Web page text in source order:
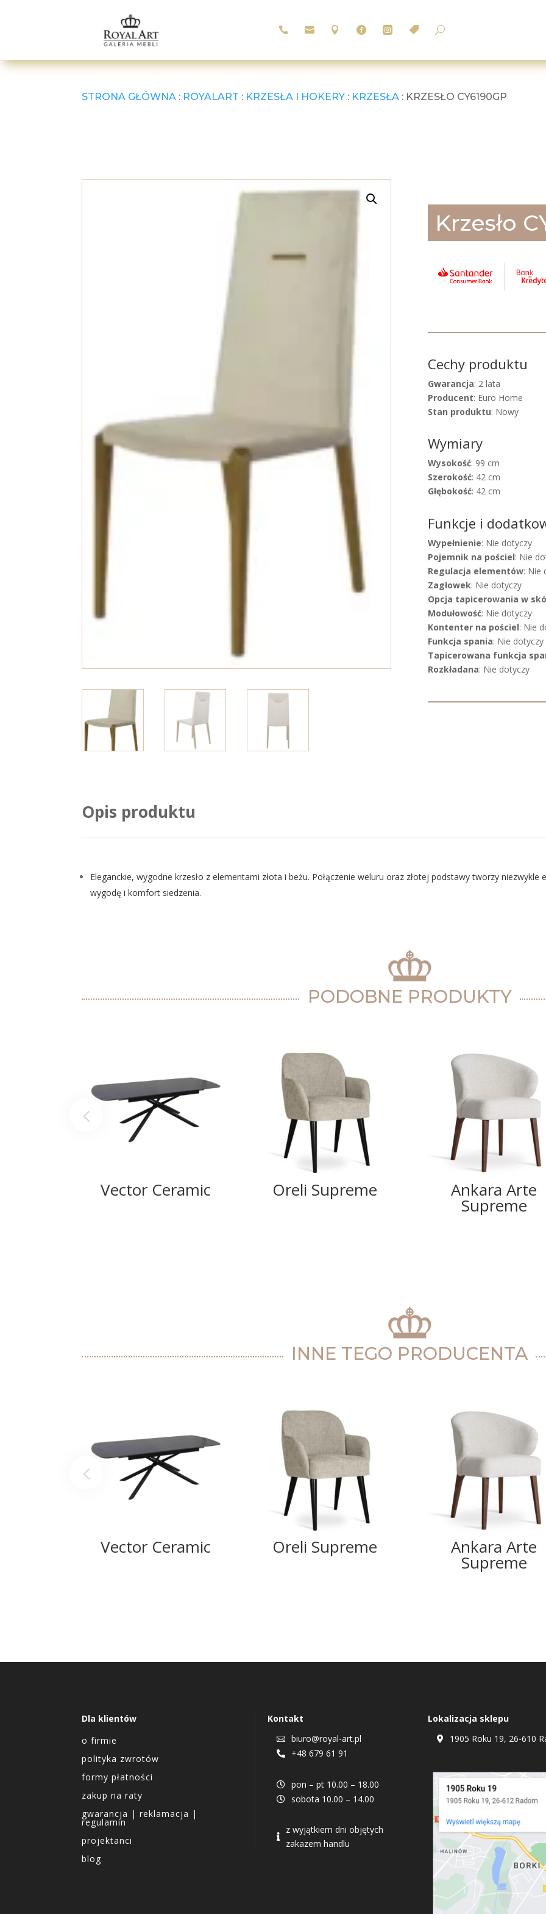
      U
STRONA GŁÓWNA : ROYALART : KRZESŁA I HOKERY : KRZESŁA : KRZESŁO CY6190GP
Krzesło
Cechy produktu
Gwarancja: 2 lata
Producent: Euro Home
Stan produktu: Nowy
Wymiary
Wysokość: 99 cm
Szerokość: 42 cm
Głębokość: 42 cm
Funkcje i
Wypełnienie: Nie dotyczy
Pojemnik na pościel: Nie
Regulacja elementów: Nie
Zagłowek: Nie dotyczy
Opcja tapicerowania w
Modułowość: Nie dotyczy
Kontenter na pościel: Nie
Funkcja spania: Nie dotyczy
Tapicerowana funkcja
Rozkładana: Nie dotyczy
Opis produktu
Eleganckie, wygodne krzesło z elementami złota i beżu. Połączenie weluru oraz złotej podstawy tworzy
wygodę i komfort siedzenia.
PODOBNE PRODUKTY
Vector Ceramic Oreli Supreme Ankara Arte
Supreme
INNE TEGO PRODUCENTA
Vector Ceramic Oreli Supreme Ankara Arte
Supreme
Dla klientów
o firmie
polityka zwrotów
formy płatności
zakup na raty
gwarancja | reklamacja |
regulamin
projektanci
blog
Kontakt
 biuro@royal-art.pl
 +48 679 61 91
 pon – pt 10.00 – 18.00
 sobota 10.00 – 14.00

z wyjątkiem dni objętych
zakazem handlu
Lokalizacja sklepu
 1905 Roku 19, 26-610